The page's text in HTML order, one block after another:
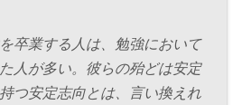
卒業する人は、勉強において
人が多い。彼らの殆どは安定
つ安定志向とは、言い換えれ